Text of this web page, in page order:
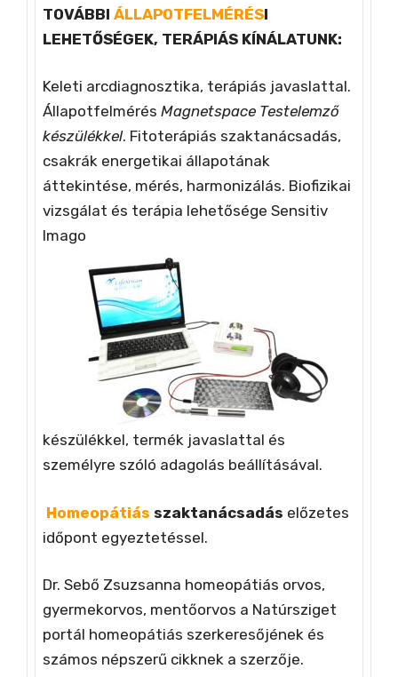
TOVÁBBI ÁLLAPOTFELMÉRÉSI
LEHETŐSÉGEK, TERÁPIÁS KÍNÁLATUNK:
Keleti arcdiagnosztika, terápiás javaslattal.
Állapotfelmérés Magnetspace Testelemző
készülékkel. Fitoterápiás szaktanácsadás,
csakrák energetikai állapotának
áttekintése, mérés, harmonizálás. Biofizikai
vizsgálat és terápia lehetősége Sensitiv
Imago
készülékkel, termék javaslattal és
személyre szóló adagolás beállításával.
Homeopátiás szaktanácsadás előzetes
időpont egyeztetéssel.
Dr. Sebő Zsuzsanna homeopátiás orvos,
gyermekorvos, mentőorvos a Natúrsziget
portál homeopátiás szerkeresőjének és
számos népszerű cikknek a szerzője.